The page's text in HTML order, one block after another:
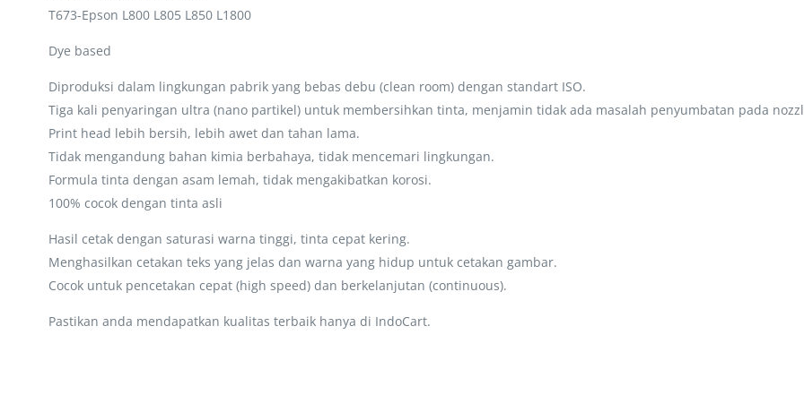
T673-Epson L800 L805 L850 L1800
Dye based
Diproduksi dalam lingkungan pabrik yang bebas debu (clean room) dengan standart ISO.
Tiga kali penyaringan ultra (nano partikel) untuk membersihkan tinta, menjamin tidak ada masalah penyumbatan pada
Print head lebih bersih, lebih awet dan tahan lama.
Tidak mengandung bahan kimia berbahaya, tidak mencemari lingkungan.
Formula tinta dengan asam lemah, tidak mengakibatkan korosi.
100% cocok dengan tinta asli
Hasil cetak dengan saturasi warna tinggi, tinta cepat kering.
Menghasilkan cetakan teks yang jelas dan warna yang hidup untuk cetakan gambar.
Cocok untuk pencetakan cepat (high speed) dan berkelanjutan (continuous).
Pastikan anda mendapatkan kualitas terbaik hanya di IndoCart.